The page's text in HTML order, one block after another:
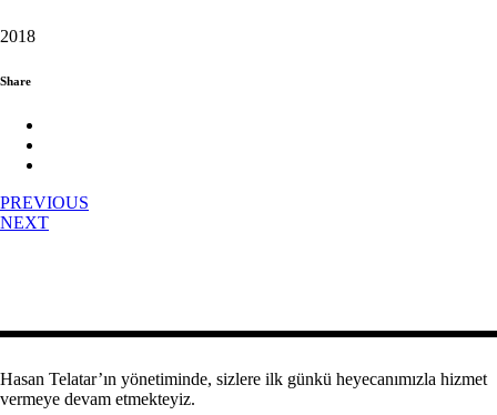
2018
Share
PREVIOUS
NEXT
Hasan Telatar’ın yönetiminde, sizlere ilk günkü heyecanımızla hizmet
vermeye devam etmekteyiz.